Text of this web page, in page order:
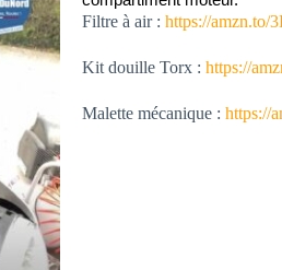
Filtre à air : https://amzn.to/
Kit douille Torx : https://
Malette mécanique : https://